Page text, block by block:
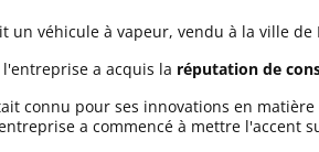
un véhicule à vapeur, vendu à la ville de
a acquis la réputation de
connu pour ses innovations en
a commencé à mettre l'accent